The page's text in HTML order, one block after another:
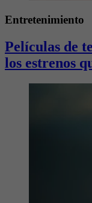
Entretenimiento
Películas de
los estrenos